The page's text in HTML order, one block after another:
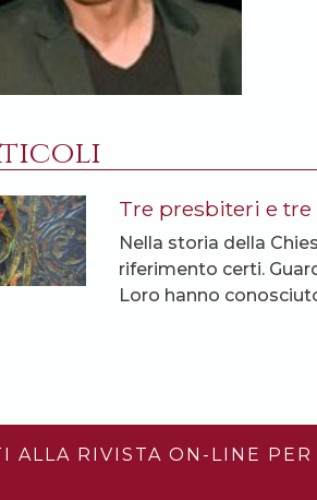
Tre presbiteri e
Nella storia della
riferimento certi.
Loro hanno
ALLA RIVISTA ON-LINE